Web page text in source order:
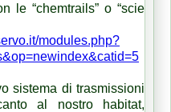
le “chemtrails” o “scie
modules.php?
sistema di trasmissioni
al nostro habitat,